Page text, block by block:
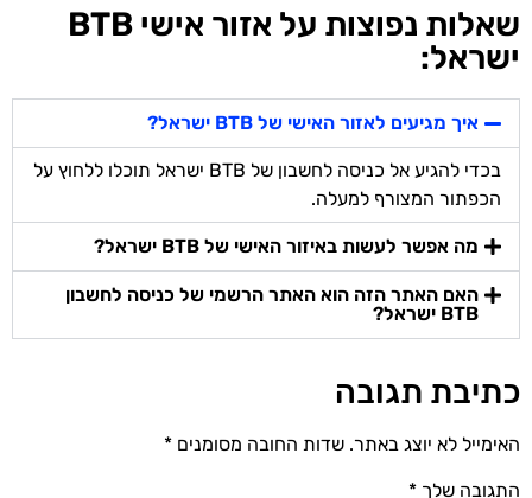
שאלות נפוצות על אזור אישי BTB
ישראל:
איך מגיעים לאזור האישי של BTB ישראל?
בכדי להגיע אל כניסה לחשבון של BTB ישראל תוכלו ללחוץ על
הכפתור המצורף למעלה.
מה אפשר לעשות באיזור האישי של BTB ישראל?
האם האתר הזה הוא האתר הרשמי של כניסה לחשבון
BTB ישראל?
כתיבת תגובה
האימייל לא יוצג באתר. שדות החובה מסומנים *
התגובה שלך *